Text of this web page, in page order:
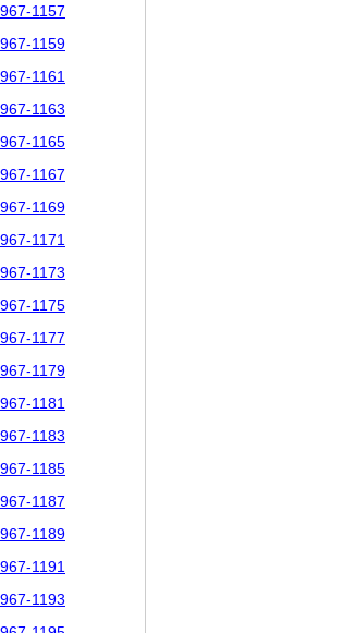
1157
1159
1161
1163
1165
1167
1169
1171
1173
1175
1177
1179
1181
1183
1185
1187
1189
1191
1193